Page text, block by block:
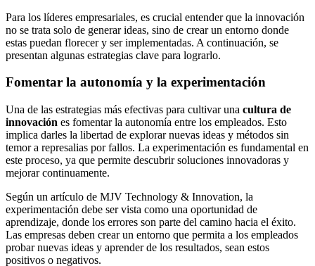
Para los líderes empresariales, es crucial entender que la innovación
no se trata solo de generar ideas, sino de crear un entorno donde
estas puedan florecer y ser implementadas. A continuación, se
presentan algunas estrategias clave para lograrlo.
Fomentar la autonomía y la experimentación
Una de las estrategias más efectivas para cultivar una cultura de
innovación es fomentar la autonomía entre los empleados. Esto
implica darles la libertad de explorar nuevas ideas y métodos sin
temor a represalias por fallos. La experimentación es fundamental en
este proceso, ya que permite descubrir soluciones innovadoras y
mejorar continuamente.
Según un artículo de MJV Technology & Innovation, la
experimentación debe ser vista como una oportunidad de
aprendizaje, donde los errores son parte del camino hacia el éxito.
Las empresas deben crear un entorno que permita a los empleados
probar nuevas ideas y aprender de los resultados, sean estos
positivos o negativos.